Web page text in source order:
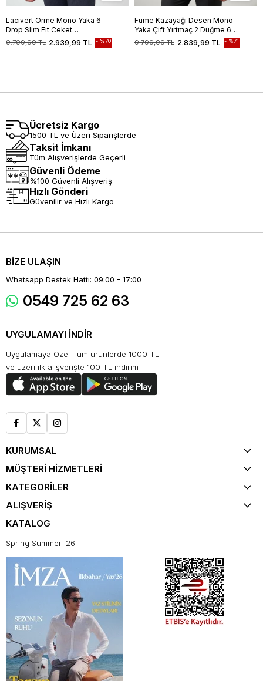
Lacivert Örme Mono Yaka 6
Drop Slim Fit Ceket
1002245151
2.939,99 TL
9.799,99 TL %70
Füme Kazayağı Desen Mono
Yaka Çift Yırtmaç 2 Düğme 6
Drop Slim Fit Classic Ceket
1002245106
2.839,99 TL
9.799,99 TL %71
Ücretsiz Kargo
1500 TL ve Üzeri Siparişlerde
Taksit İmkanı
Tüm Alışverişlerde Geçerli
Güvenli Ödeme
%100 Güvenli Alışveriş
Hızlı Gönderi
Güvenilir ve Hızlı Kargo
BİZE ULAŞIN
Whatsapp Destek Hattı: 09:00 - 17:00
0549 725 62 63
UYGULAMAYI İNDİR
Uygulamaya Özel Tüm ürünlerde 1000 TL
ve üzeri ilk alışverişte 100 TL indirim
KURUMSAL
MÜŞTERİ HİZMETLERİ
KATEGORİLER
ALIŞVERİŞ
KATALOG
Spring Summer '26